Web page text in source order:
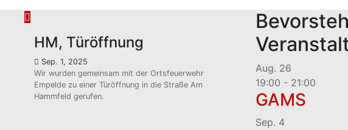
HM, Türöffnung
Sep. 1, 2025
Wir wurden gemeinsam mit der Ortsfeuerwehr
Empelde zu einer Türöffnung in die Straße Am
Hammfeld gerufen.
Aug. 26
19:00 - 21:00
GAMS
Sep. 4